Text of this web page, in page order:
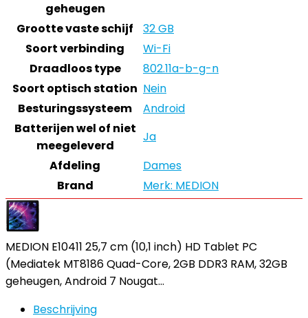
geheugen
Grootte vaste schijf
32 GB
Soort verbinding
Wi-Fi
Draadloos type
802.11a-b-g-n
Soort optisch station Nein
Besturingssysteem
Android
Batterijen wel of niet
meegeleverd
Ja
Afdeling
Dames
Brand
Merk: MEDION
MEDION E10411 25,7 cm (10,1 inch) HD Tablet PC
(Mediatek MT8186 Quad-Core, 2GB DDR3 RAM, 32GB
geheugen, Android 7 Nougat…
Beschrijving